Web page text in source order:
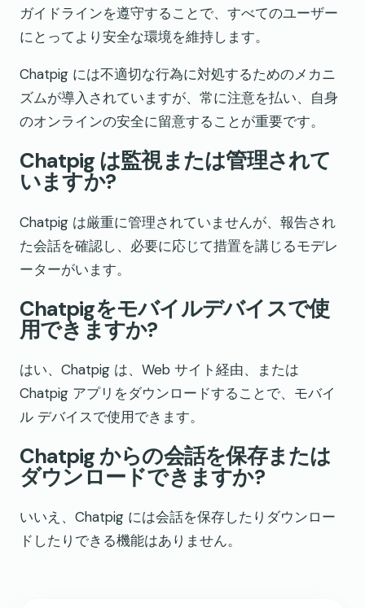
ガイドラインを遵守することで、すべてのユーザー
にとってより安全な環境を維持します。
Chatpig には不適切な行為に対処するためのメカニ
ズムが導入されていますが、常に注意を払い、自身
のオンラインの安全に留意することが重要です。
Chatpig は監視または管理されて
いますか?
Chatpig は厳重に管理されていませんが、報告され
た会話を確認し、必要に応じて措置を講じるモデレ
ーターがいます。
Chatpigをモバイルデバイスで使
用できますか?
はい、Chatpig は、Web サイト経由、または
Chatpig アプリをダウンロードすることで、モバイ
ル デバイスで使用できます。
Chatpig からの会話を保存または
ダウンロードできますか?
いいえ、Chatpig には会話を保存したりダウンロー
ドしたりできる機能はありません。